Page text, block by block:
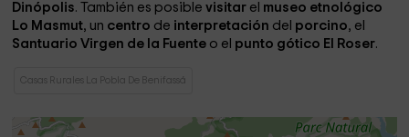
Dinópolis. También es posiblevisitar el museo etnológico
Lo Masmut, un centro de interpretación del porcino, el
Santuario Virgen de la Fuente o el punto gótico El Roser.
Casas Rurales La Pobla De Benifassá